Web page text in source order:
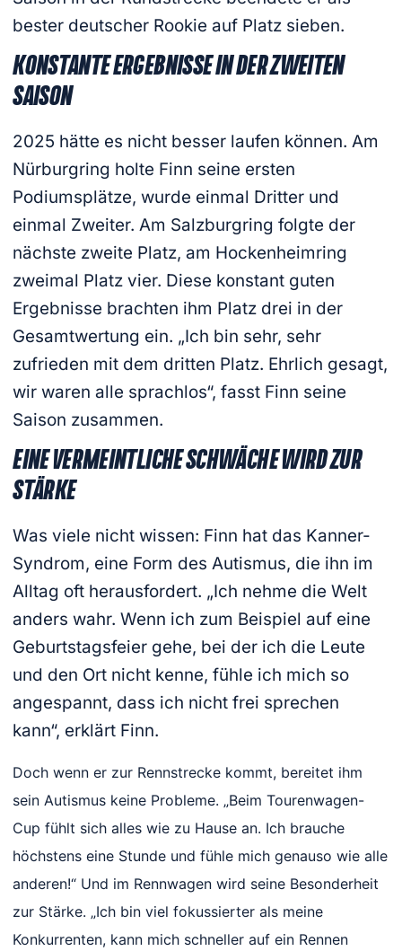
bester deutscher Rookie auf Platz sieben.
KONSTANTE ERGEBNISSE IN DER ZWEITEN
SAISON
2025 hätte es nicht besser laufen können. Am
Nürburgring holte Finn seine ersten
Podiumsplätze, wurde einmal Dritter und
einmal Zweiter. Am Salzburgring folgte der
nächste zweite Platz, am Hockenheimring
zweimal Platz vier. Diese konstant guten
Ergebnisse brachten ihm Platz drei in der
Gesamtwertung ein. „Ich bin sehr, sehr
zufrieden mit dem dritten Platz. Ehrlich gesagt,
wir waren alle sprachlos“, fasst Finn seine
Saison zusammen.
EINE VERMEINTLICHE SCHWÄCHE WIRD ZUR
STÄRKE
Was viele nicht wissen: Finn hat das Kanner-
Syndrom, eine Form des Autismus, die ihn im
Alltag oft herausfordert. „Ich nehme die Welt
anders wahr. Wenn ich zum Beispiel auf eine
Geburtstagsfeier gehe, bei der ich die Leute
und den Ort nicht kenne, fühle ich mich so
angespannt, dass ich nicht frei sprechen
kann“, erklärt Finn.
Doch wenn er zur Rennstrecke kommt, bereitet ihm
sein Autismus keine Probleme. „Beim Tourenwagen-
Cup fühlt sich alles wie zu Hause an. Ich brauche
höchstens eine Stunde und fühle mich genauso wie alle
anderen!“ Und im Rennwagen wird seine Besonderheit
zur Stärke. „Ich bin viel fokussierter als meine
Konkurrenten, kann mich schneller auf ein Rennen